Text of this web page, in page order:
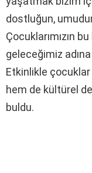
dostluğun,
Çocuklarımızın
geleceğimiz
Etkinlikle
hem de kültürel
buldu.